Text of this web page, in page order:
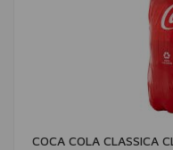
COCA COLA CLASSICA